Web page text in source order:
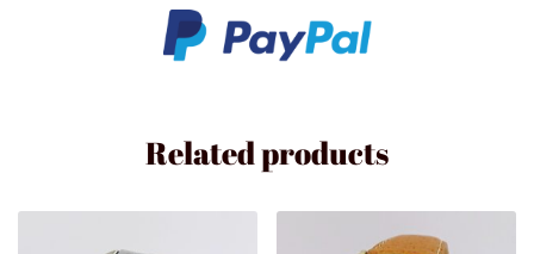
Related products